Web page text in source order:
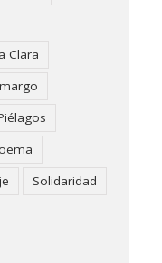
Clara
Solidaridad